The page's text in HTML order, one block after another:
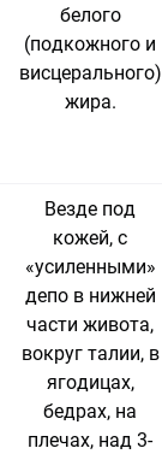
белого
(подкожного и
висцерального)
жира.
Везде под
кожей, с
«усиленными»
депо в нижней
части живота,
вокруг талии, в
ягодицах,
бедрах, на
плечах, над 3-